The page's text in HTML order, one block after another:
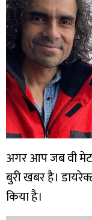
अगर आप जब वी
बुरी खबर है।
किया है।